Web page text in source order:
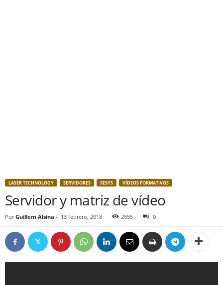
LASER TECHNOLOGY SERVIDORES SESYS VÍDEOS FORMATIVOS
Servidor y matriz de vídeo
Por Guillem Alsina - 13 febrero, 2018 2555 0